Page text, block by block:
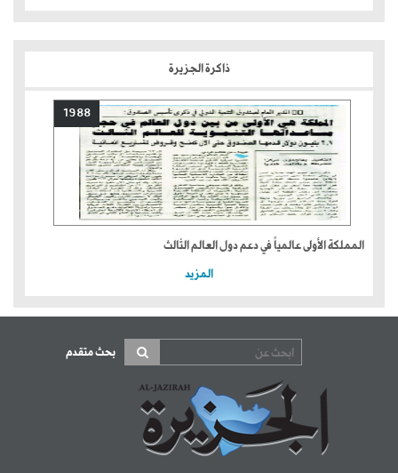
ذاكرة الجزيرة
1988
المملكة الأولى عالمياً في دعم دول العالم الثالث
المزيد
بحث متقدم